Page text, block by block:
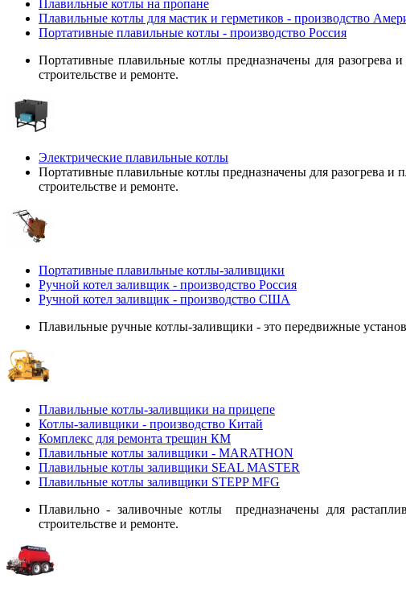
Плавильные котлы на пропане
Плавильные котлы для мастик и герметиков - производство
Портативные плавильные котлы - производство Россия
Портативные плавильные котлы предназначены для
строительстве и ремонте.
Электрические плавильные котлы
Портативные плавильные котлы предназначены для разогрева
строительстве и ремонте.
Портативные плавильные котлы-заливщики
Ручной котел заливщик - производство Россия
Ручной котел заливщик - производство США
Плавильные ручные котлы-заливщики - это передвижные
Плавильные котлы-заливщики на прицепе
Котлы-заливщики - производство Китай
Комплекс для ремонта трещин КМ
Плавильные котлы заливщики - MARATHON
Плавильные котлы заливщики SEAL MASTER
Плавильные котлы заливщики STEPP MFG
Плавильно - заливочные котлы предназначены для
строительстве и ремонте.